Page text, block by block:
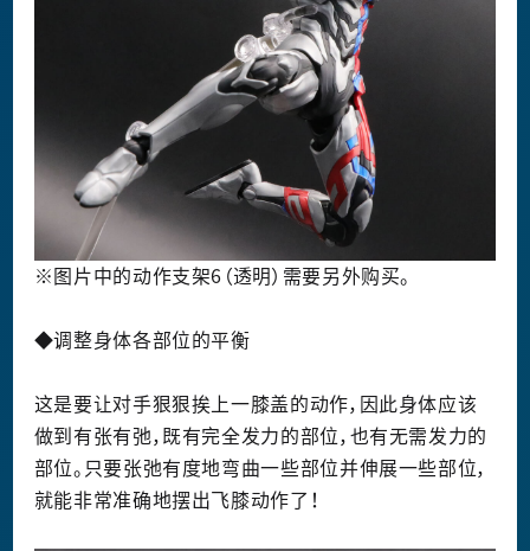
※图片中的动作支架6（透明）需要另外购买。
◆调整身体各部位的平衡
这是要让对手狠狠挨上一膝盖的动作，因此身体应该
做到有张有弛，既有完全发力的部位，也有无需发力的
部位。只要张弛有度地弯曲一些部位并伸展一些部位，
就能非常准确地摆出飞膝动作了！